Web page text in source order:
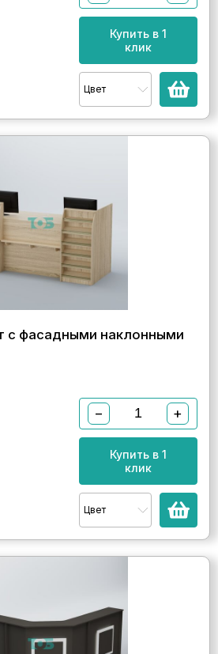
Купить в 1
клик
Цвет
с фасадными наклонными
− +
Купить в 1
клик
Цвет